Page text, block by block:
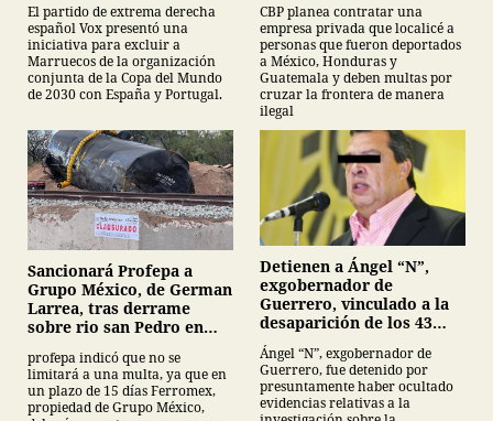
El partido de extrema derecha
español Vox presentó una
iniciativa para excluir a
Marruecos de la organización
conjunta de la Copa del Mundo
de 2030 con España y Portugal.
CBP planea contratar una
empresa privada que localicé a
personas que fueron deportados
a México, Honduras y
Guatemala y deben multas por
cruzar la frontera de manera
ilegal
Sancionará Profepa a
Grupo México, de German
Larrea, tras derrame
sobre rio san Pedro en
profepa indicó que no se
limitará a una multa, ya que en
un plazo de 15 días Ferromex,
propiedad de Grupo México,
Detienen a Ángel “N”,
exgobernador de
Guerrero, vinculado a la
desaparición de los 43
normalistas de
Ayotzinapa
Ángel “N”, exgobernador de
Guerrero, fue detenido por
presuntamente haber ocultado
evidencias relativas a la